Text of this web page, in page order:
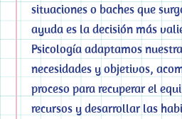
situaciones o baches que
ayuda es la decisión más
Psicología adaptamos
necesidades y objetivos,
proceso para recuperar el
recursos y desarrollar las